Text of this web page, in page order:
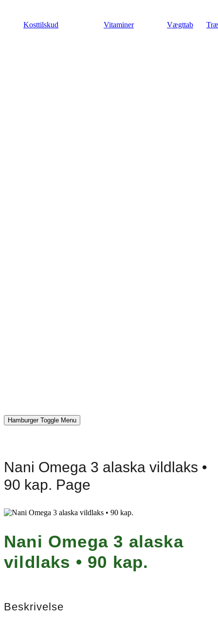
indholdKosttilskud Vitaminer Vægttab
Hamburger Toggle Menu
Nani Omega 3 alaska vildlaks •
90 kap. Page
Nani Omega 3 alaska
vildlaks • 90 kap.
Beskrivelse